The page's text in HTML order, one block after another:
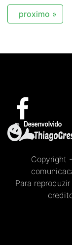
proximo »
Copyright
Para